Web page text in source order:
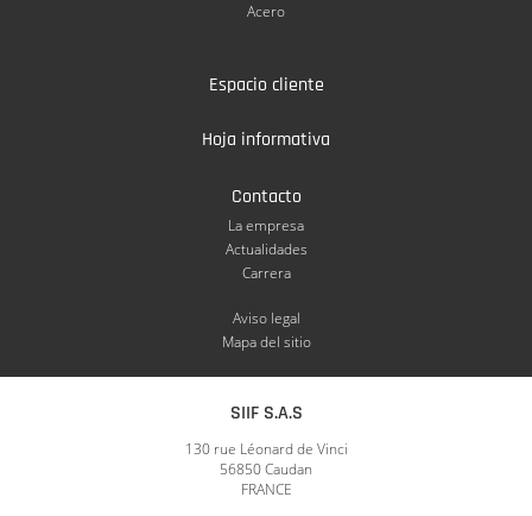
Acero
Espacio cliente
Hoja informativa
Contacto
La empresa
Actualidades
Carrera
Aviso legal
Mapa del sitio
SIIF S.A.S
130 rue Léonard de Vinci
56850 Caudan
FRANCE